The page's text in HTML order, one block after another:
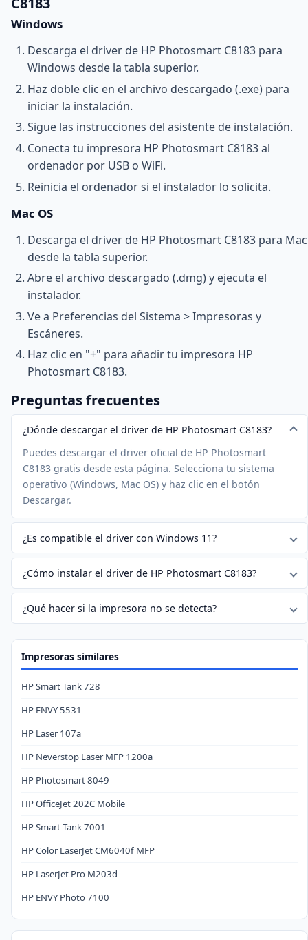
Windows
Descarga el driver de HP Photosmart C8183 para
Windows desde la tabla superior.
Haz doble clic en el archivo descargado (.exe) para
iniciar la instalación.
Sigue las instrucciones del asistente de instalación.
Conecta tu impresora HP Photosmart C8183 al
ordenador por USB o WiFi.
Reinicia el ordenador si el instalador lo solicita.
Mac OS
Descarga el driver de HP Photosmart C8183 para Mac
desde la tabla superior.
Abre el archivo descargado (.dmg) y ejecuta el
instalador.
Ve a Preferencias del Sistema > Impresoras y
Escáneres.
Haz clic en "+" para añadir tu impresora HP
Photosmart C8183.
Preguntas frecuentes
¿Dónde descargar el driver de HP Photosmart C8183?
Puedes descargar el driver oficial de HP Photosmart
C8183 gratis desde esta página. Selecciona tu sistema
operativo (Windows, Mac OS) y haz clic en el botón
Descargar.
¿Es compatible el driver con Windows 11?
¿Cómo instalar el driver de HP Photosmart C8183?
¿Qué hacer si la impresora no se detecta?
Impresoras similares
HP Smart Tank 728
HP ENVY 5531
HP Laser 107a
HP Neverstop Laser MFP 1200a
HP Photosmart 8049
HP OfficeJet 202C Mobile
HP Smart Tank 7001
HP Color LaserJet CM6040f MFP
HP LaserJet Pro M203d
HP ENVY Photo 7100